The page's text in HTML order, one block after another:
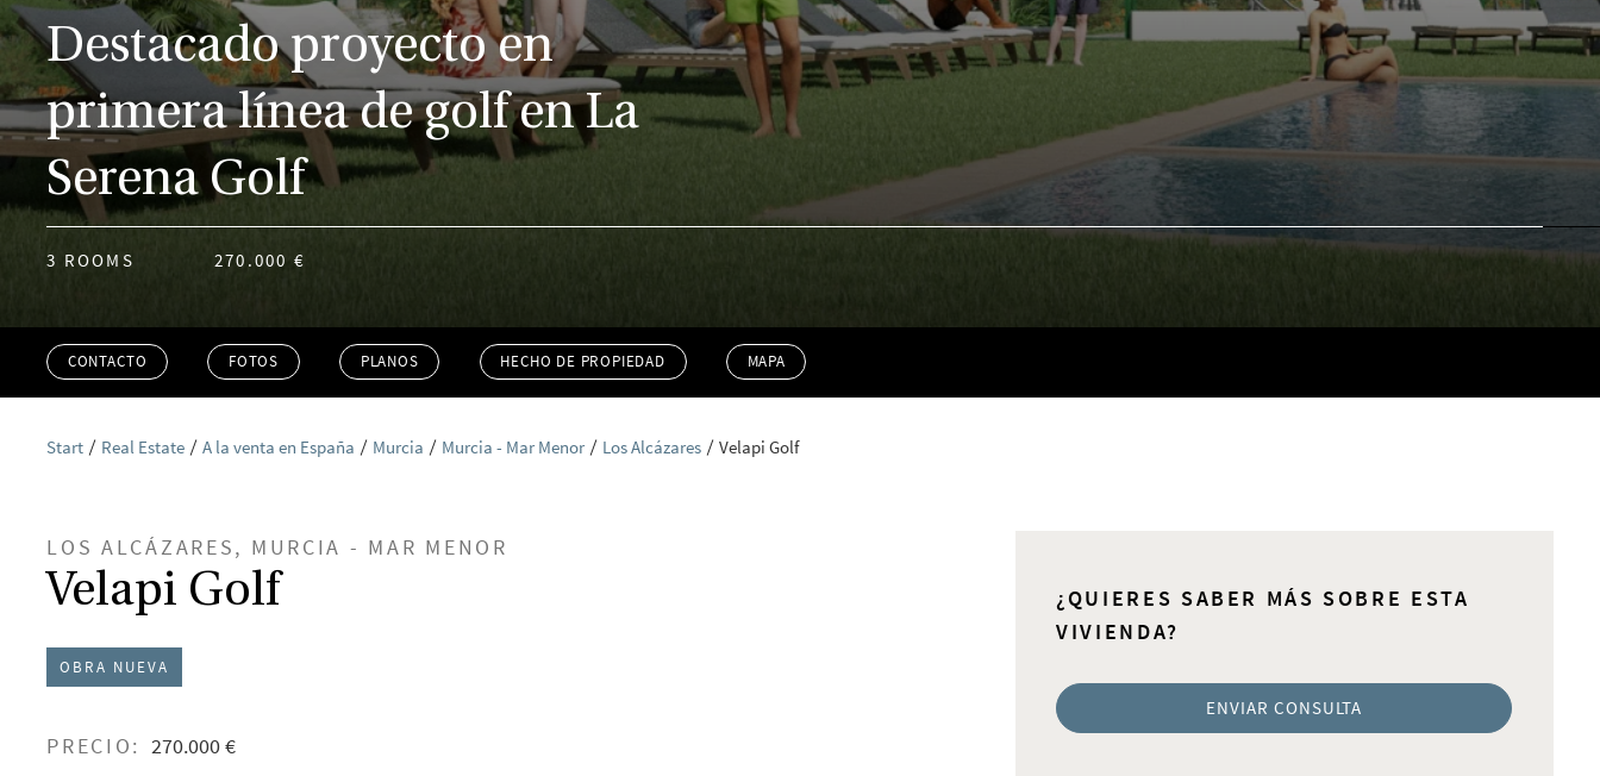
Destacado proyecto en
primera línea de golf en La
Serena Golf
3 ROOMS 270.000 €
CONTACTO FOTOS PLANOS HECHO DE PROPIEDAD MAPA
Start Real Estate A la venta en España Murcia Murcia - Mar Menor Los Alcázares Velapi Golf
LOS ALCÁZARES, MURCIA - MAR MENOR
Velapi Golf
OBRA NUEVA
PRECIO: 270.000 €
¿QUIERES SABER MÁS SOBRE ESTA
VIVIENDA?
ENVIAR CONSULTA